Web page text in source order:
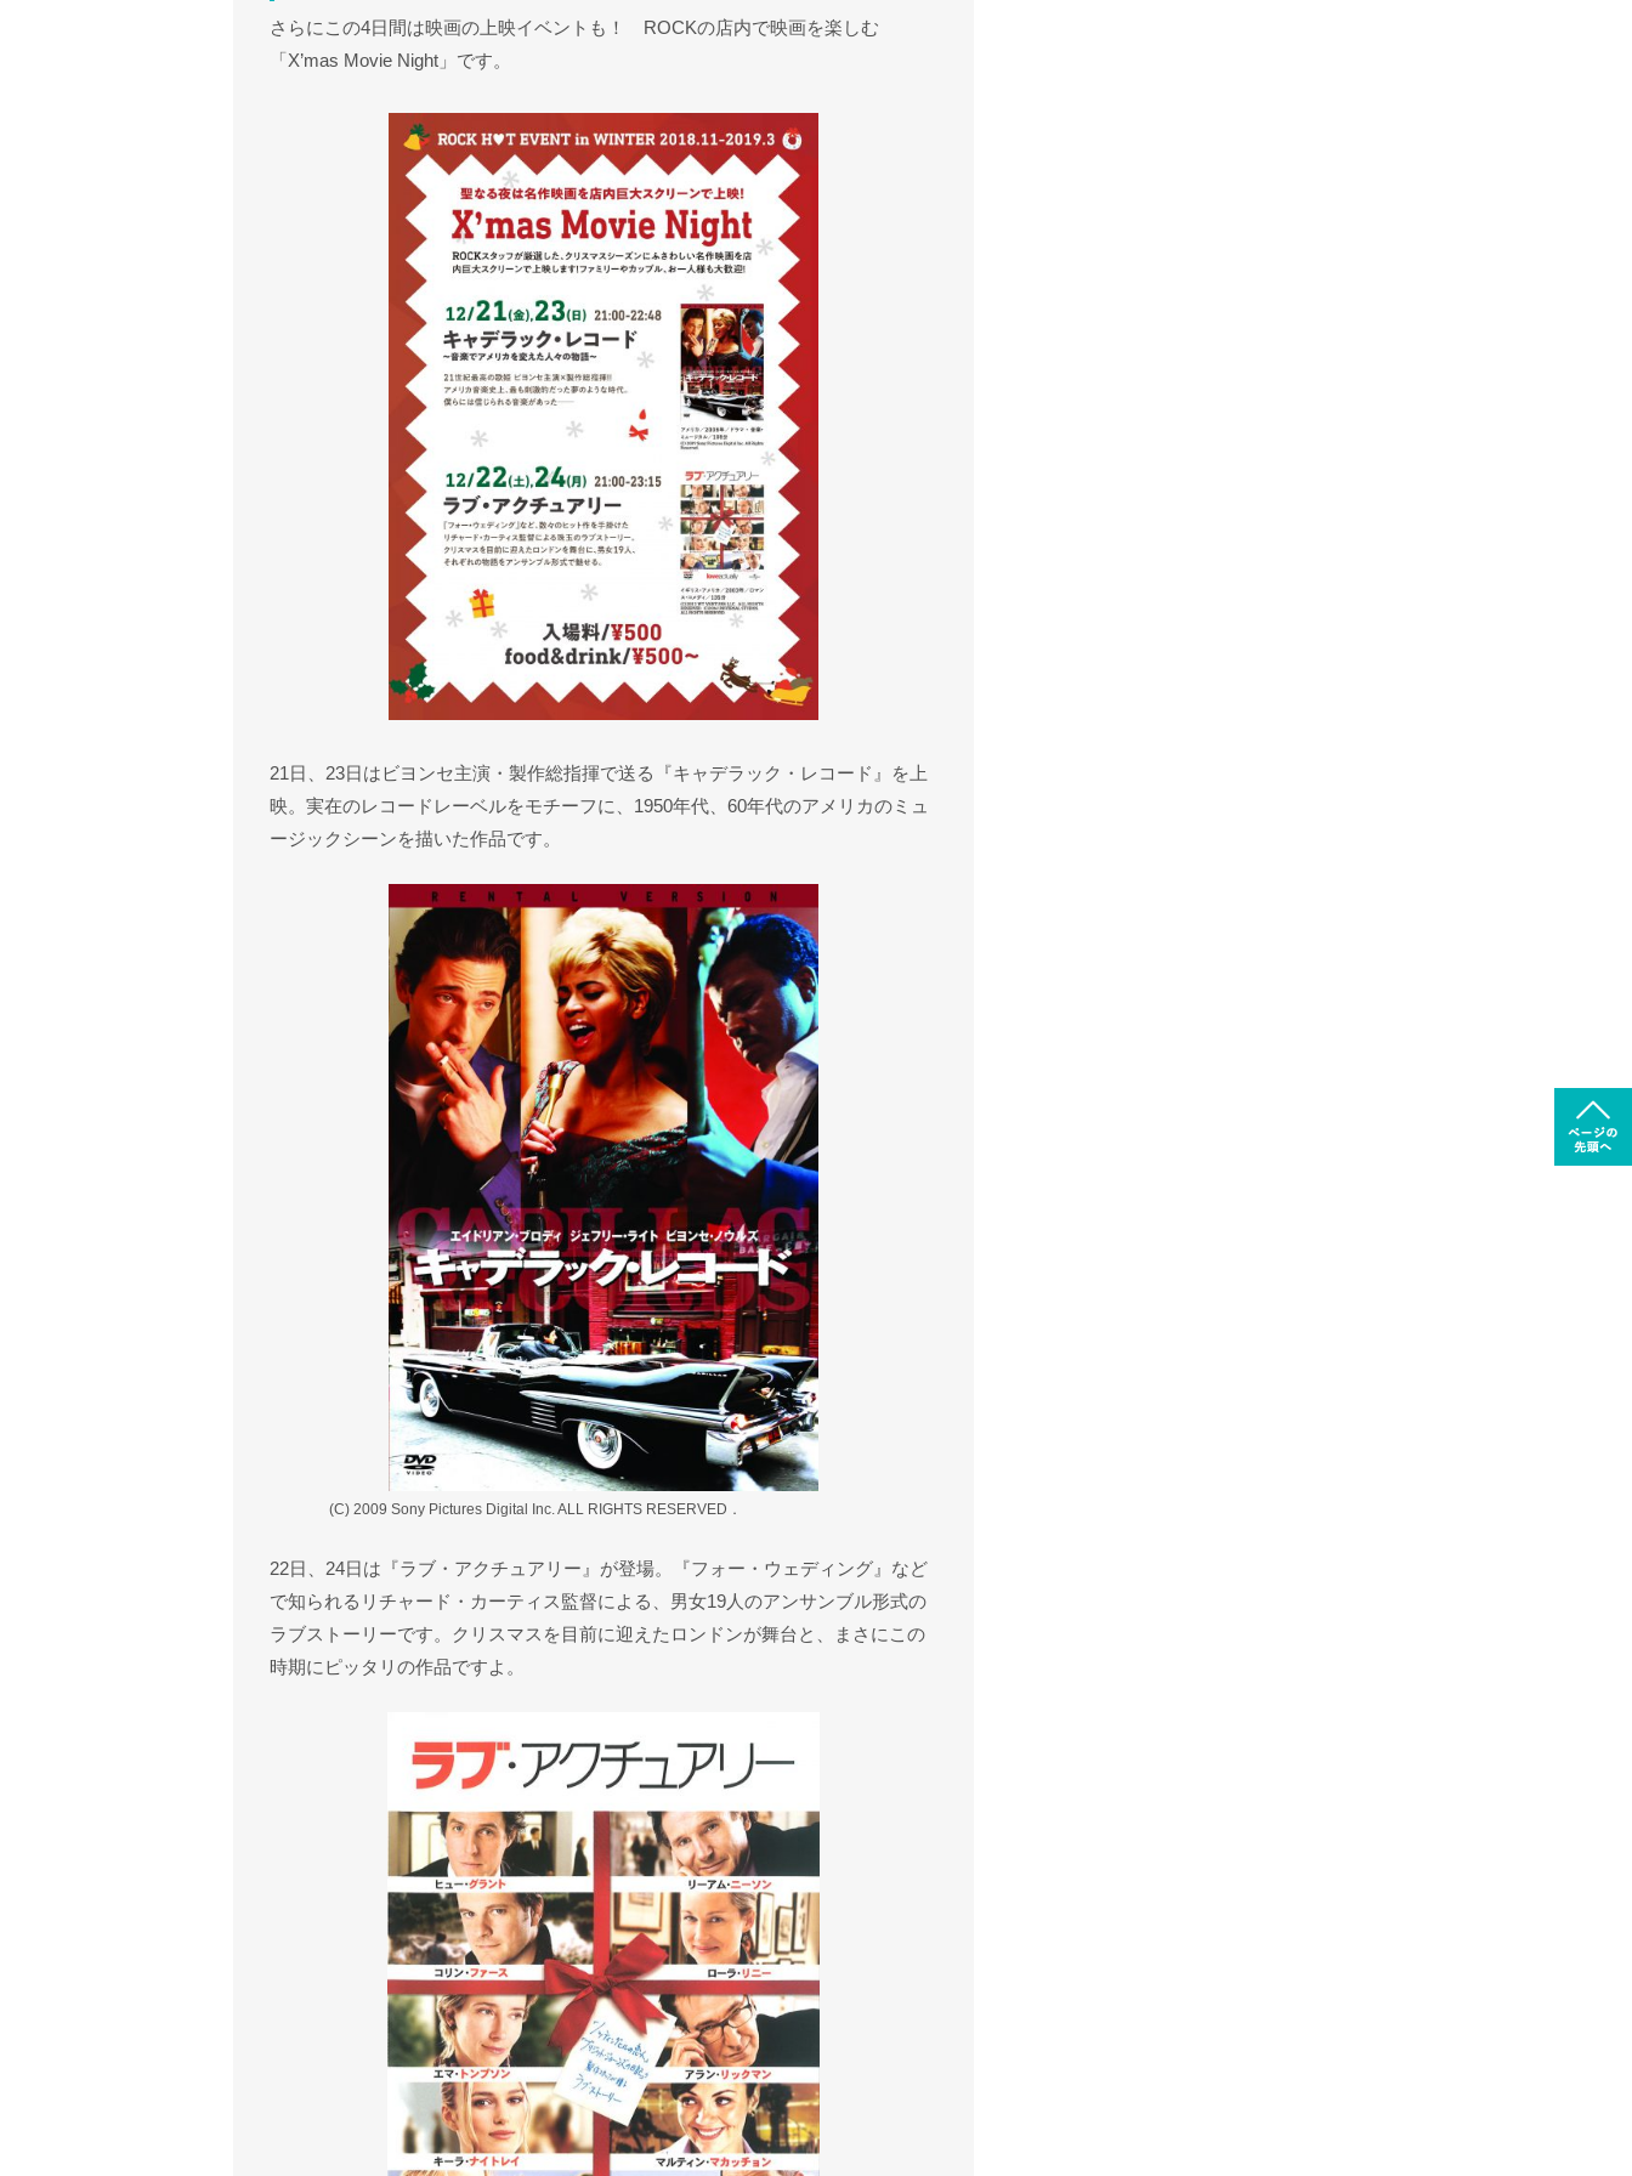
さらにこの4日間は映画の上映イベントも！ ROCKの店内で映画を楽しむ
「X’mas Movie Night」です。
21日、23日はビヨンセ主演・製作総指揮で送る『キャデラック・レコード』を上
映。実在のレコードレーベルをモチーフに、1950年代、60年代のアメリカのミュ
ージックシーンを描いた作品です。
(C) 2009 Sony Pictures Digital Inc. ALL RIGHTS RESERVED．
22日、24日は『ラブ・アクチュアリー』が登場。『フォー・ウェディング』など
で知られるリチャード・カーティス監督による、男女19人のアンサンブル形式の
ラブストーリーです。クリスマスを目前に迎えたロンドンが舞台と、まさにこの
時期にピッタリの作品ですよ。